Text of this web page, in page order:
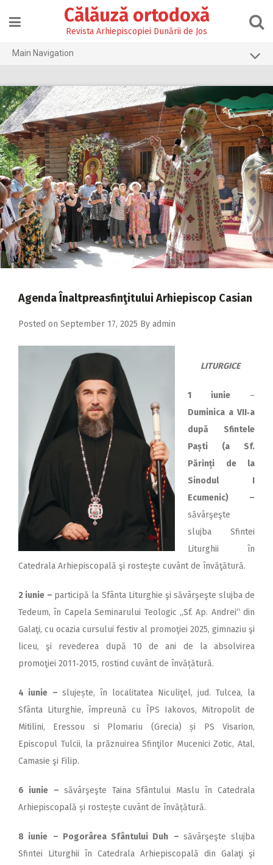
content
Călăuză ortodoxă
Revista Arhiepiscopiei Dunării de Jos
Main Navigation
2026
2025
2024
2023
2022
2021
2020
2019
2017
2016
2015
2009
Agenda Înaltpreasfinţitului Arhiepiscop Casian
Posted on September 17, 2025 By admin
LITURGICE
1 iunie–
Duminica a VII‑a
după Sfintele
Paști (a Sf.
Părinți de la
Sinodul I
Ecumenic) –
săvârşeşte
slujba Sfintei
Liturghii în
Catedrala Arhiepiscopală şi rosteşte cuvânt de învăţătură.
2 iunie – participă la Sfânta Liturghie şi săvârşeşte slujba de
Tedeum, în Capela Seminarului Teologic „Sf. Ap. Andrei“ din
Galaţi, cu ocazia cursului festiv al promoţiei 2025, gimnaziu şi
liceu, şi revederea după 10 de ani de la absolvirea
promoţiei 2011‑2015, rostind cuvânt de învățătură.
4 iunie – slujește, în localitatea Niculiţel, jud. Tulcea, la
Sfânta Liturghie, împreună cu ÎPS Iakovos, Mitropolit de
Mitilini, Eressou si Plomariu (Grecia) și PS Visarion,
Episcopul Tulcii, la prăznuirea Sfinţilor Mucenici Zotic, Atal,
Camasie şi Filip.
6 iunie – săvârşeşte Taina Sfântului Maslu în Catedrala
Arhiepiscopală și rostește cuvânt de învățătură.
8 iunie – Pogorârea Sfântului Duh – săvârşeşte slujba
Sfintei Liturghii în Catedrala Arhiepiscopală din Galaţi şi